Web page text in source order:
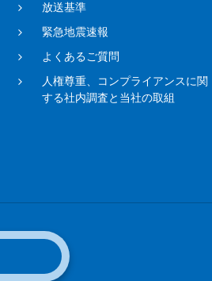
放送基準
緊急地震速報
よくあるご質問
人権尊重、コンプライアンスに関
する社内調査と当社の取組